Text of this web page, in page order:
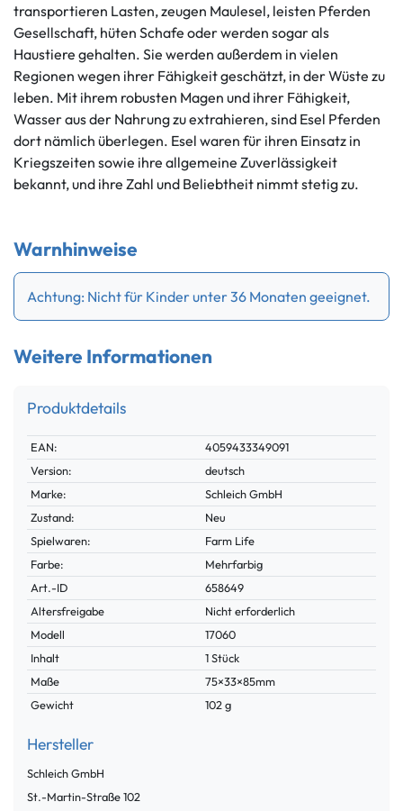
transportieren Lasten, zeugen Maulesel, leisten Pferden
Gesellschaft, hüten Schafe oder werden sogar als
Haustiere gehalten. Sie werden außerdem in vielen
Regionen wegen ihrer Fähigkeit geschätzt, in der Wüste zu
leben. Mit ihrem robusten Magen und ihrer Fähigkeit,
Wasser aus der Nahrung zu extrahieren, sind Esel Pferden
dort nämlich überlegen. Esel waren für ihren Einsatz in
Kriegszeiten sowie ihre allgemeine Zuverlässigkeit
bekannt, und ihre Zahl und Beliebtheit nimmt stetig zu.
Warnhinweise
Achtung: Nicht für Kinder unter 36 Monaten geeignet.
Weitere Informationen
Produktdetails
Technisches
Merkmal
Wert
EAN:
4059433349091
Version:
deutsch
Marke:
Schleich GmbH
Zustand:
Neu
Spielwaren:
Farm Life
Farbe:
Mehrfarbig
Technisches
Merkmal
Wert
Art.-ID
658649
Altersfreigabe
Nicht erforderlich
Modell
17060
Inhalt
1 Stück
Maße
75×33×85mm
Gewicht
102 g
Hersteller
Schleich GmbH
St.-Martin-Straße102